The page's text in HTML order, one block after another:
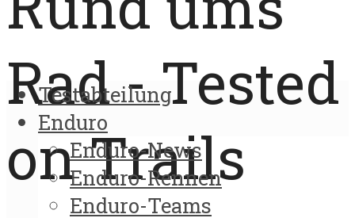
Rad - Tested
on Trails
Testabteilung
Enduro
Enduro-News
Enduro-Rennen
Enduro-Teams